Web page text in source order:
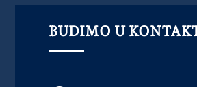
BUDIMO U